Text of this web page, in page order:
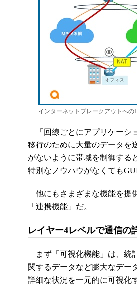
インターネットブレークアウトへの
「回線ごとにアプリケーシ
移行のために大量のデータを
がないように帯域を制御する
特別なノウハウがなくても
他にもさまざまな機能を提
「連携機能」だ。
レイヤー4レベルで通信の
まず「可視化機能」は、統
関するデータなど膨大なデー
詳細な状況を一元的に可視化